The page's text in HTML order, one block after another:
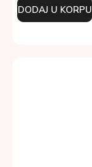
DODAJ U KORPU